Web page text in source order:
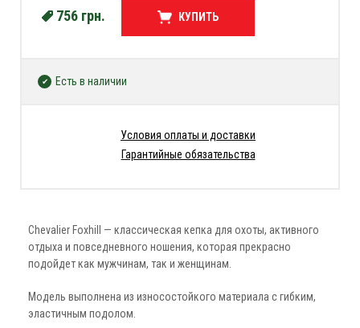
Chevalier Foxhill — классическая кепка для охоты, активного
отдыха и повседневного ношения, которая прекрасно
подойдет как мужчинам, так и женщинам.
Модель выполнена из износостойкого материала с гибким,
эластичным подолом.
756 грн. КУПИТЬ
Есть в наличии
Условия оплаты и доставки
Гарантийные обязательства